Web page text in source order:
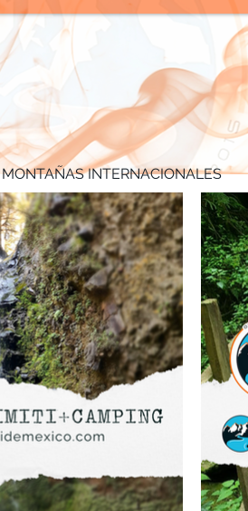
MONTAÑAS INTERNACIONALES